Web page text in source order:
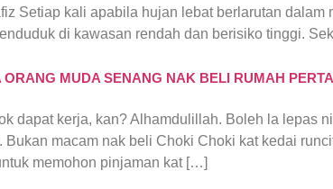
Setiap kali apabila hujan lebat berlarutan
di kawasan rendah dan berisiko tinggi.
ORANG MUDA SENANG NAK BELI RUMAH
dapat kerja, kan? Alhamdulillah. Boleh la lepas
Bukan macam nak beli Choki Choki kat kedai
memohon pinjaman kat […]